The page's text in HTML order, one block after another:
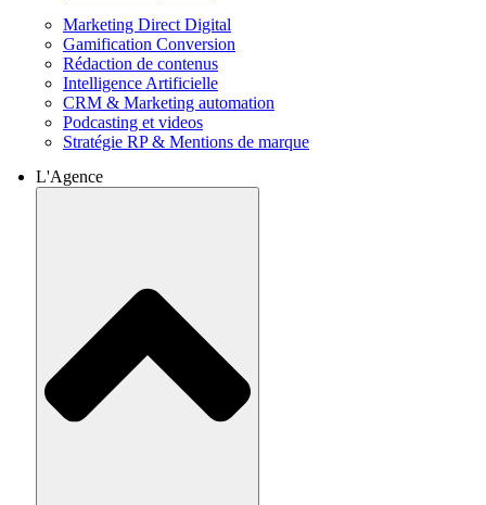
Marketing Direct Digital
Gamification Conversion
Rédaction de contenus
Intelligence Artificielle
CRM & Marketing automation
Podcasting et videos
Stratégie RP & Mentions de marque
L'Agence